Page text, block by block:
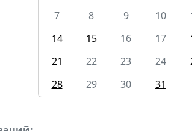
7
8 9 10
14
15 16 17
21
22 23 24
28
29 30 31